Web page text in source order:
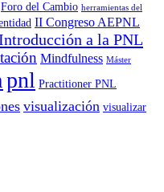
Foro del Cambio herramientas del
II Congreso AEPNL
a la PNL
Mindfulness Máster
pnl Practitioner PNL
visualización visualizar